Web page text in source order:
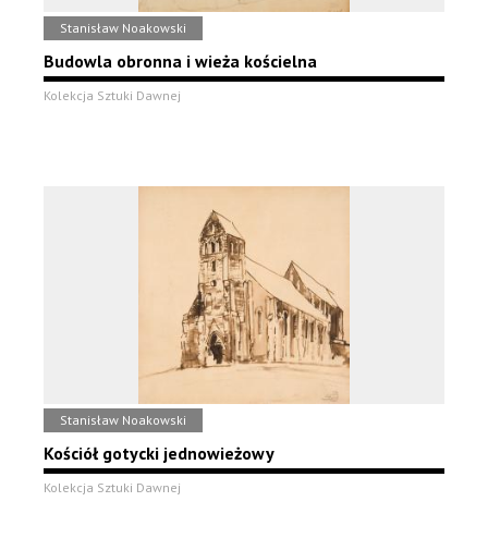
Stanisław Noakowski
Budowla obronna i wieża kościelna
Kolekcja Sztuki Dawnej
Stanisław Noakowski
Kościół gotycki jednowieżowy
Kolekcja Sztuki Dawnej